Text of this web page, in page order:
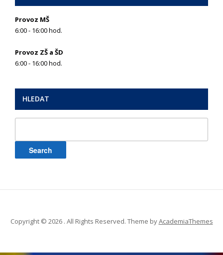
Provoz MŠ
6:00 - 16:00 hod.
Provoz ZŠ a ŠD
6:00 - 16:00 hod.
HLEDAT
Copyright © 2026 . All Rights Reserved. Theme byAcademiaThemes